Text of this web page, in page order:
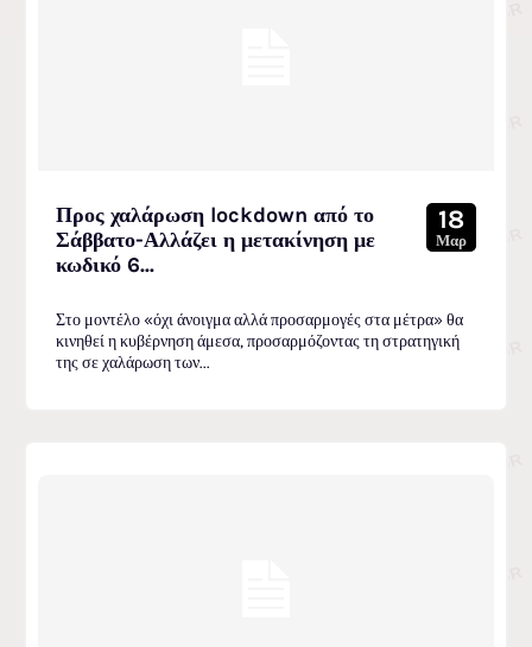
Προς χαλάρωση lockdown από το
Σάββατο-Αλλάζει η μετακίνηση με
κωδικό 6...
18
Μαρ
Στο μοντέλο «όχι άνοιγμα αλλά προσαρμογές στα μέτρα» θα
κινηθεί η κυβέρνηση άμεσα, προσαρμόζοντας τη στρατηγική
της σε χαλάρωση των...